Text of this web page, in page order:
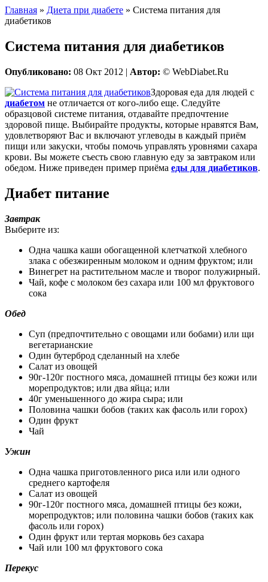
Главная » Диета при диабете » Система питания для
диабетиков
Система питания для диабетиков
Опубликовано: 08 Окт 2012 | Автор: © WebDiabet.Ru
Здоровая еда для людей с
диабетом не отличается от кого-либо еще. Следуйте
образцовой системе питания, отдавайте предпочтение
здоровой пище. Выбирайте продукты, которые нравятся Вам,
удовлетворяют Вас и включают углеводы в каждый приём
пищи или закуски, чтобы помочь управлять уровнями сахара
крови. Вы можете съесть свою главную еду за завтраком или
обедом. Ниже приведен пример приёма еды для диабетиков.
Диабет питание
Завтрак
Выберите из:
Одна чашка каши обогащенной клетчаткой хлебного
злака с обезжиренным молоком и одним фруктом; или
Винегрет на растительном масле и творог полужирный.
Чай, кофе с молоком без сахара или 100 мл фруктового
сока
Обед
Суп (предпочтительно с овощами или бобами) или щи
вегетарианские
Один бутерброд сделанный на хлебе
Салат из овощей
90г-120г постного мяса, домашней птицы без кожи или
морепродуктов; или два яйца; или
40г уменьшенного до жира сыра; или
Половина чашки бобов (таких как фасоль или горох)
Один фрукт
Чай
Ужин
Одна чашка приготовленного риса или или одного
среднего картофеля
Салат из овощей
90г-120г постного мяса, домашней птицы без кожи,
морепродуктов; или половина чашки бобов (таких как
фасоль или горох)
Один фрукт или тертая морковь без сахара
Чай или 100 мл фруктового сока
Перекус